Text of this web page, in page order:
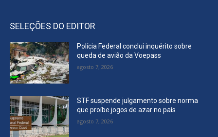
SELEÇÕES DO EDITOR
Polícia Federal conclui inquérito sobre
queda de avião da Voepass
agosto 7, 2026
STF suspende julgamento sobre norma
que proíbe jogos de azar no país
agosto 7, 2026